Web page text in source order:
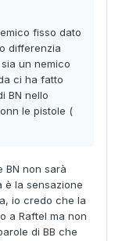
fisso dato
differenzia
un nemico
ci ha fatto
BN nello
le pistole (
BN non sarà
è la sensazione
io credo che la
a Raftel ma non
di BB che